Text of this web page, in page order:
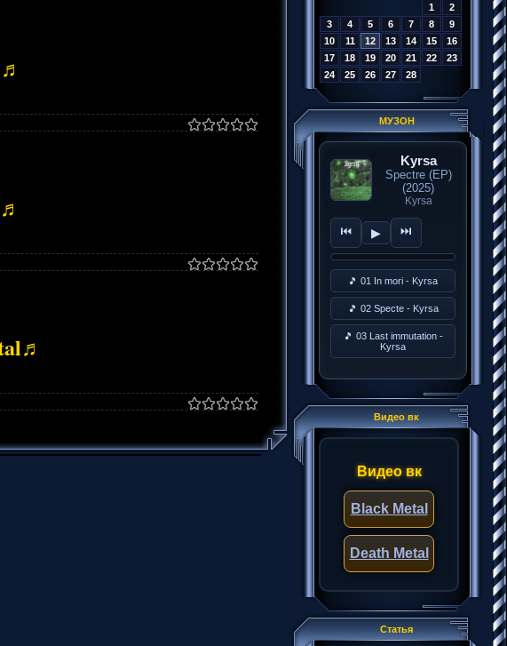
1
2
3
4 5 6 7 8
9
10
11 12 13 14 15
16
17
18 19 20 21 22
23
24
25 26 27 28
МУЗОН
Kyrsa
Spectre (EP)
(2025)
Kyrsa
⏮ ▶ ⏭
🎵 01 In mori - Kyrsa
🎵 02 Specte - Kyrsa
🎵 03 Last immutation -
Kyrsa
Видео вк
Видео вк
Black Metal
Death Metal
Статья